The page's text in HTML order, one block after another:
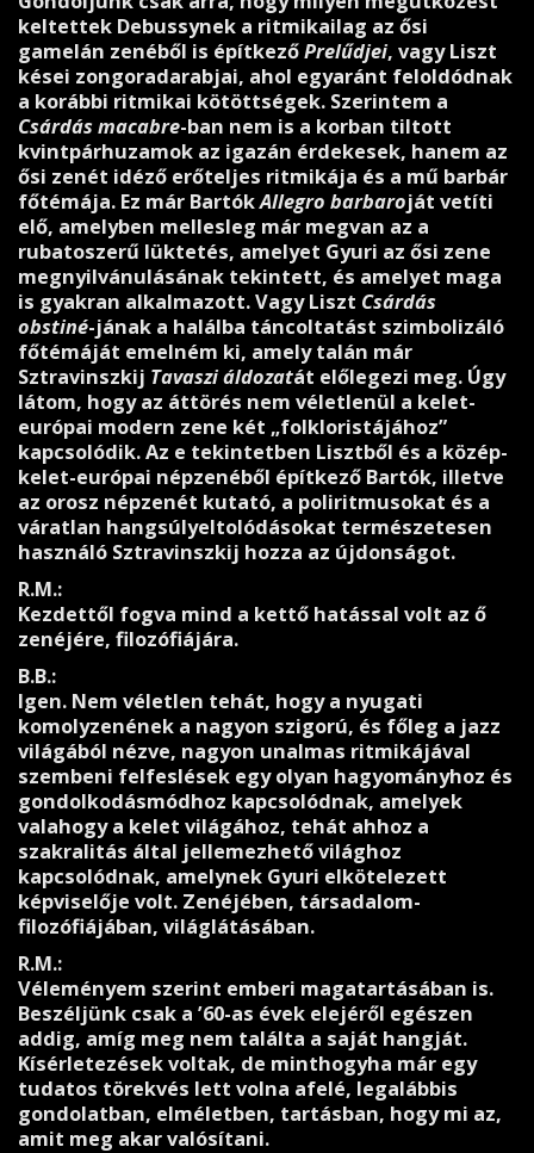
keltettek Debussynek a ritmikailag az ősi
gamelán zenéből is építkezőPrelűdjei, vagy Liszt
kései zongoradarabjai, ahol egyaránt feloldódnak
a korábbi ritmikai kötöttségek. Szerintem a
Csárdás macabre-ban nem is a korban tiltott
kvintpárhuzamok az igazán érdekesek, hanem az
ősi zenét idéző erőteljes ritmikája és a mű barbár
főtémája. Ez már BartókAllegro barbaroját vetíti
elő, amelyben mellesleg már megvan az a
rubatoszerű lüktetés, amelyet Gyuri az ősi zene
megnyilvánulásának tekintett, és amelyet maga
is gyakran alkalmazott. Vagy Liszt Csárdás
obstiné-jának a halálba táncoltatást szimbolizáló
főtémáját emelném ki, amely talán már
Sztravinszkij Tavaszi áldozatát előlegezi meg. Úgy
látom, hogy az áttörés nem véletlenül a kelet-
európai modern zene két „folkloristájához”
kapcsolódik. Az e tekintetben Lisztből és a közép-
kelet-európai népzenéből építkező Bartók, illetve
az orosz népzenét kutató, a poliritmusokat és a
váratlan hangsúlyeltolódásokat természetesen
használó Sztravinszkij hozza az újdonságot.
R.M.:
Kezdettől fogva mind a kettő hatással volt az ő
zenéjére, filozófiájára.
B.B.:
Igen. Nem véletlen tehát, hogy a nyugati
komolyzenének a nagyon szigorú, és főleg a jazz
világából nézve, nagyon unalmas ritmikájával
szembeni felfeslések egy olyan hagyományhoz és
gondolkodásmódhoz kapcsolódnak, amelyek
valahogy a kelet világához, tehát ahhoz a
szakralitás által jellemezhető világhoz
kapcsolódnak, amelynek Gyuri elkötelezett
képviselője volt. Zenéjében, társadalom-
filozófiájában, világlátásában.
R.M.:
Véleményem szerint emberi magatartásában is.
Beszéljünk csak a ’60-as évek elejéről egészen
addig, amíg meg nem találta a saját hangját.
Kísérletezések voltak, de minthogyha már egy
tudatos törekvés lett volna afelé, legalábbis
gondolatban, elméletben, tartásban, hogy mi az,
amit meg akar valósítani.